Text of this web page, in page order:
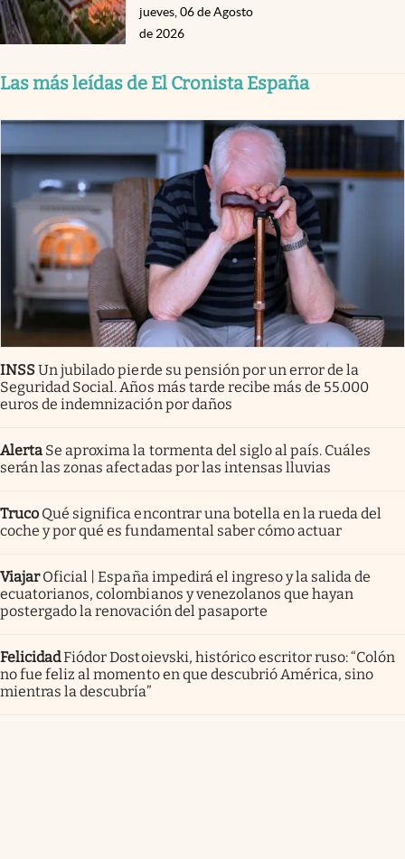
jueves, 06 de Agosto
de 2026
Las más leídas de El Cronista España
INSSUn jubilado pierde su pensión por un error de la
Seguridad Social. Años más tarde recibe más de 55.000
euros de indemnización por daños
Alerta Se aproxima la tormenta del siglo al país. Cuáles
serán las zonas afectadas por las intensas lluvias
Truco Qué significa encontrar una botella en la rueda del
coche y por qué es fundamental saber cómo actuar
Viajar Oficial | España impedirá el ingreso y la salida de
ecuatorianos, colombianos y venezolanos que hayan
postergado la renovación del pasaporte
FelicidadFiódor Dostoievski, histórico escritor ruso: “Colón
no fue feliz al momento en que descubrió América, sino
mientras la descubría”